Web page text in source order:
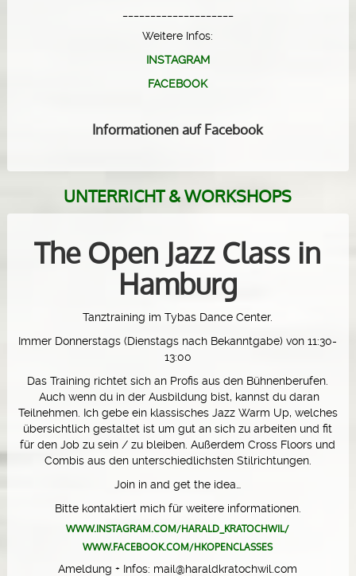
Weitere Infos:
INSTAGRAM
FACEBOOK
Informationen auf Facebook
UNTERRICHT & WORKSHOPS
The Open Jazz Class in
Hamburg
Tanztraining im Tybas Dance Center.
Immer Donnerstags (Dienstags nach Bekanntgabe) von 11:30-
13:00
Das Training richtet sich an Profis aus den Bühnenberufen.
Auch wenn du in der Ausbildung bist, kannst du daran
Teilnehmen. Ich gebe ein klassisches Jazz Warm Up, welches
übersichtlich gestaltet ist um gut an sich zu arbeiten und fit
für den Job zu sein / zu bleiben. Außerdem Cross Floors und
Combis aus den unterschiedlichsten Stilrichtungen.
Join in and get the idea…
Bitte kontaktiert mich für weitere informationen.
WWW.INSTAGRAM.COM/HARALD_KRATOCHWIL/
WWW.FACEBOOK.COM/HKOPENCLASSES
Ameldung + Infos: mail@haraldkratochwil.com